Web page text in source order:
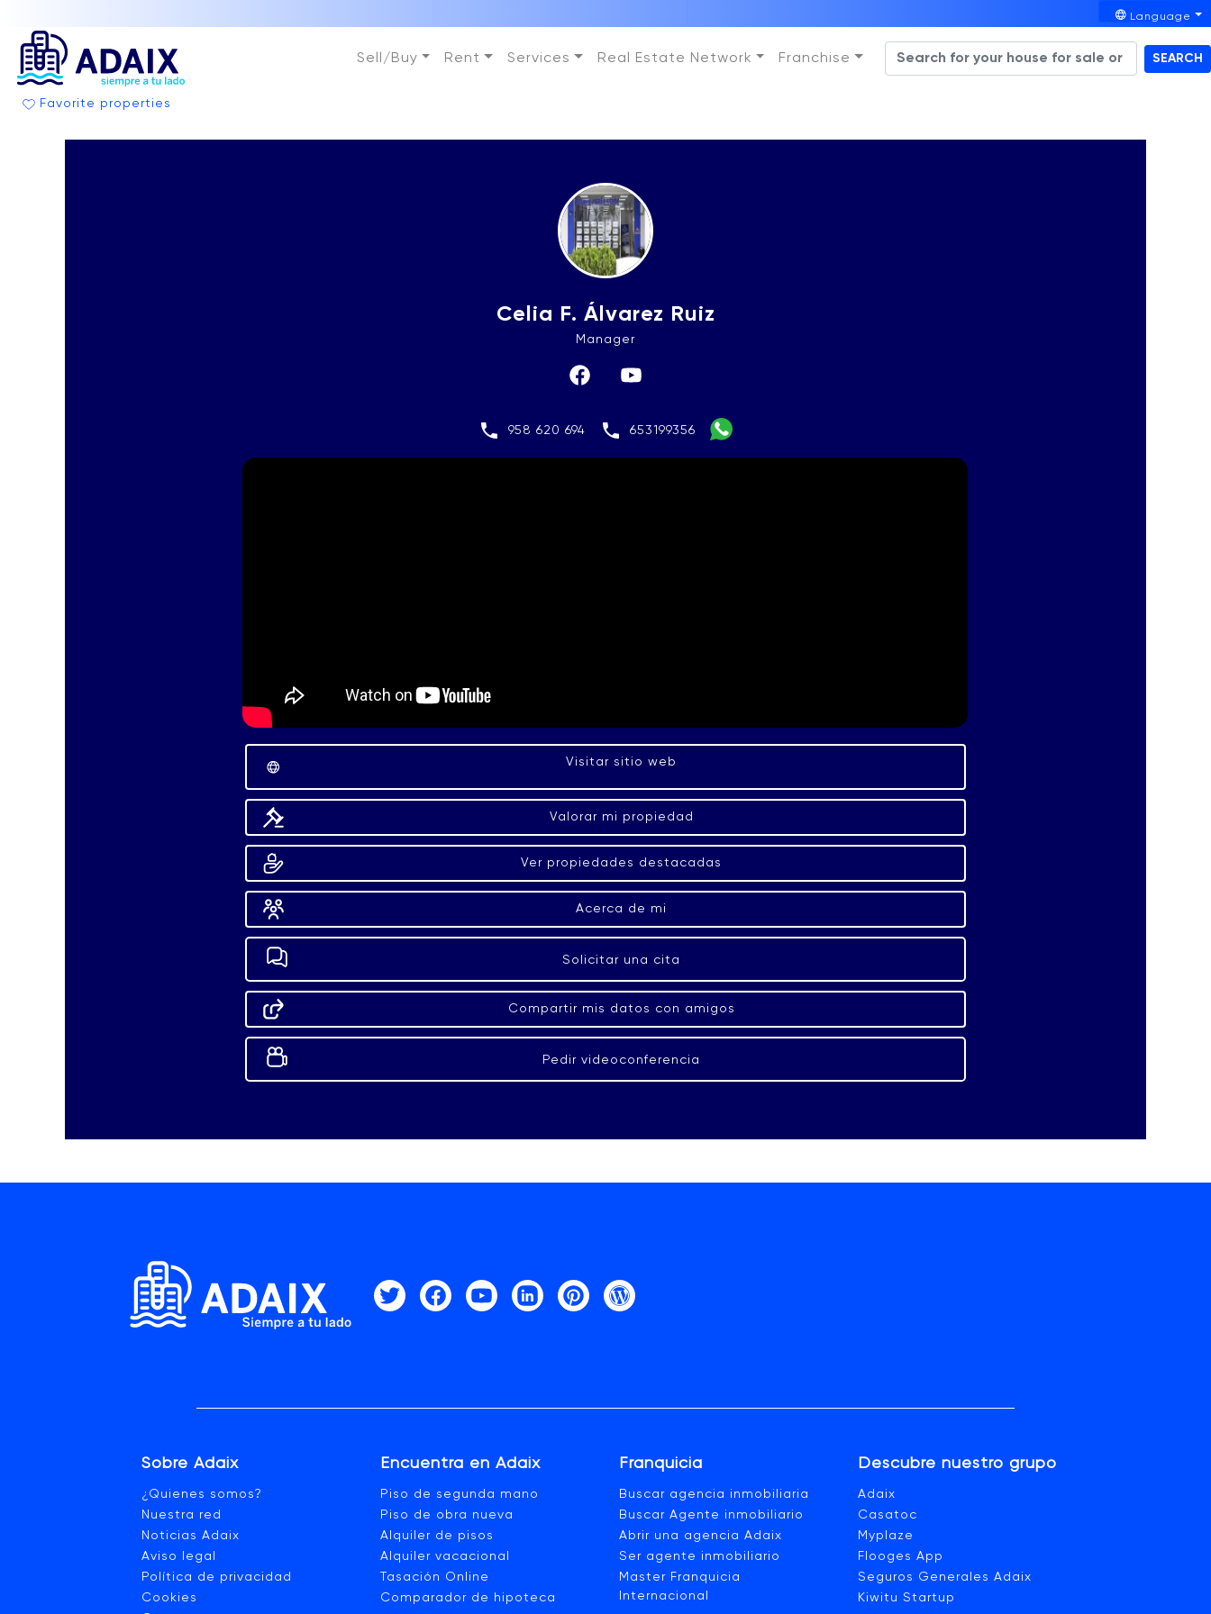
Language
Sell/Buy Rent Services Real Estate Network Franchise SEARCH
Favorite properties
Celia F. Álvarez Ruiz
Manager
958 620 694 653199356
Visitar sitio web
Valorar mi propiedad
Ver propiedades destacadas
Acerca de mi
Solicitar una cita
Compartir mis datos con amigos
Pedir videoconferencia
Sobre Adaix
¿Quienes somos?
Nuestra red
Noticias Adaix
Aviso legal
Política de privacidad
Cookies
Encuentra en Adaix
Piso de segunda mano
Piso de obra nueva
Alquiler de pisos
Alquiler vacacional
Tasación Online
Comparador de hipoteca
Franquicia
Buscar agencia inmobiliaria
Buscar Agente inmobiliario
Abrir una agencia Adaix
Ser agente inmobiliario
Master Franquicia
Internacional
Descubre nuestro grupo
Adaix
Casatoc
Myplaze
Flooges App
Seguros Generales Adaix
Kiwitu Startup